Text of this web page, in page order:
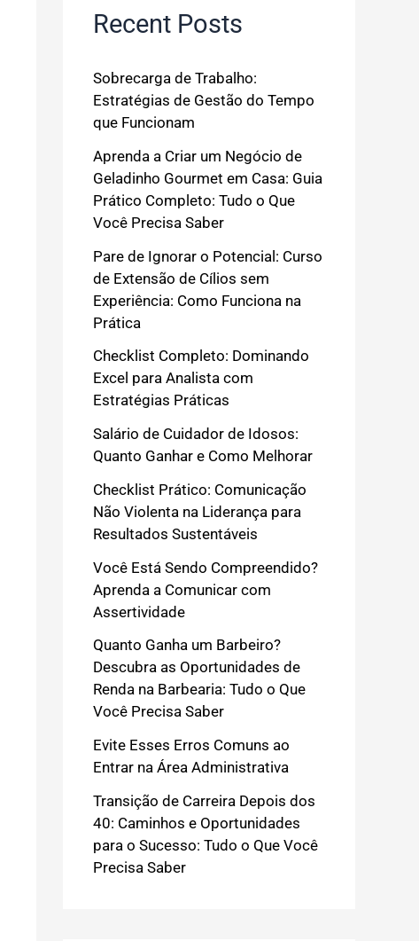
Recent Posts
Sobrecarga de Trabalho:
Estratégias de Gestão do Tempo
que Funcionam
Aprenda a Criar um Negócio de
Geladinho Gourmet em Casa: Guia
Prático Completo: Tudo o Que
Você Precisa Saber
Pare de Ignorar o Potencial: Curso
de Extensão de Cílios sem
Experiência: Como Funciona na
Prática
Checklist Completo: Dominando
Excel para Analista com
Estratégias Práticas
Salário de Cuidador de Idosos:
Quanto Ganhar e Como Melhorar
Checklist Prático: Comunicação
Não Violenta na Liderança para
Resultados Sustentáveis
Você Está Sendo Compreendido?
Aprenda a Comunicar com
Assertividade
Quanto Ganha um Barbeiro?
Descubra as Oportunidades de
Renda na Barbearia: Tudo o Que
Você Precisa Saber
Evite Esses Erros Comuns ao
Entrar na Área Administrativa
Transição de Carreira Depois dos
40: Caminhos e Oportunidades
para o Sucesso: Tudo o Que Você
Precisa Saber